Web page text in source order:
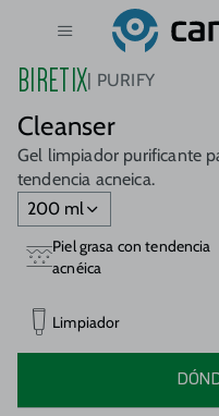
BIRETIX PURIFY
Cleanser
Gel limpiador purificante
tendencia acneica.
200 ml
Piel grasa con tendencia
acnéica
Limpiador